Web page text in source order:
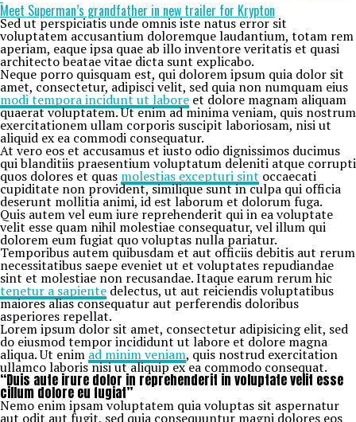
Meet Superman’s grandfather in new trailer for Krypton
Sed ut perspiciatis unde omnis iste natus error sit
voluptatem accusantium doloremque laudantium, totam rem
aperiam, eaque ipsa quae ab illo inventore veritatis et quasi
architecto beatae vitae dicta sunt explicabo.
Neque porro quisquam est, qui dolorem ipsum quia dolor sit
amet, consectetur, adipisci velit, sed quia non numquam eius
modi tempora incidunt ut labore et dolore magnam aliquam
quaerat voluptatem. Ut enim ad minima veniam, quis nostrum
exercitationem ullam corporis suscipit laboriosam, nisi ut
aliquid ex ea commodi consequatur.
At vero eos et accusamus et iusto odio dignissimos ducimus
qui blanditiis praesentium voluptatum deleniti atque corrupti
quos dolores et quas molestias excepturi sint occaecati
cupiditate non provident, similique sunt in culpa qui officia
deserunt mollitia animi, id est laborum et dolorum fuga.
Quis autem vel eum iure reprehenderit qui in ea voluptate
velit esse quam nihil molestiae consequatur, vel illum qui
dolorem eum fugiat quo voluptas nulla pariatur.
Temporibus autem quibusdam et aut officiis debitis aut rerum
necessitatibus saepe eveniet ut et voluptates repudiandae
sint et molestiae non recusandae. Itaque earum rerum hic
tenetur a sapiente delectus, ut aut reiciendis voluptatibus
maiores alias consequatur aut perferendis doloribus
asperiores repellat.
Lorem ipsum dolor sit amet, consectetur adipisicing elit, sed
do eiusmod tempor incididunt ut labore et dolore magna
aliqua. Ut enim ad minim veniam, quis nostrud exercitation
ullamco laboris nisi ut aliquip ex ea commodo consequat.
“Duis aute irure dolor in reprehenderit in voluptate velit esse
cillum dolore eu fugiat”
Nemo enim ipsam voluptatem quia voluptas sit aspernatur
aut odit aut fugit, sed quia consequuntur magni dolores eos